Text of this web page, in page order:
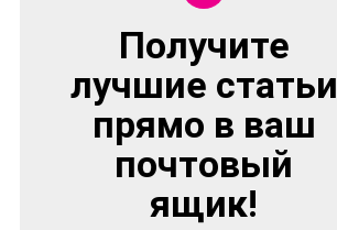
NEWSLETTER
Получите
лучшие статьи
прямо в ваш
почтовый
ящик!